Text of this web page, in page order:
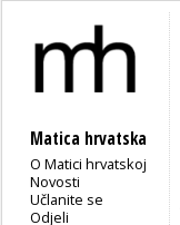
Matica hrvatska
O Matici hrvatskoj
Novosti
Učlanite se
Odjeli